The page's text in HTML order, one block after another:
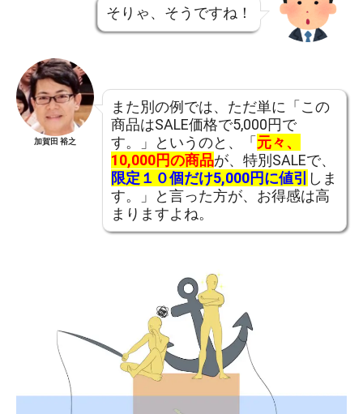
そりゃ、そうですね！
加賀田 裕之
また別の例では、ただ単に「この
商品はSALE価格で5,000円で
す。」というのと、「元々、
10,000円の商品が、特別SALEで、
限定１０個だけ5,000円に値引 しま
す。」と言った方が、お得感は高
まりますよね。